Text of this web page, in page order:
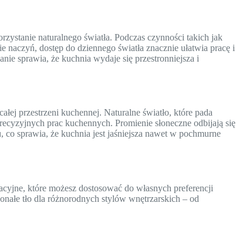
naturalnego światła. Podczas czynności takich jak
dostęp do dziennego światła znacznie ułatwia pracę i
sprawia, że kuchnia wydaje się przestronniejsza i
przestrzeni kuchennej. Naturalne światło, które pada
prac kuchennych. Promienie słoneczne odbijają się
co sprawia, że kuchnia jest jaśniejsza nawet w pochmurne
które możesz dostosować do własnych preferencji
tło dla różnorodnych stylów wnętrzarskich – od